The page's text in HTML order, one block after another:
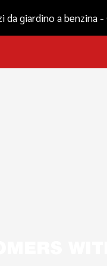
giardino a benzina -